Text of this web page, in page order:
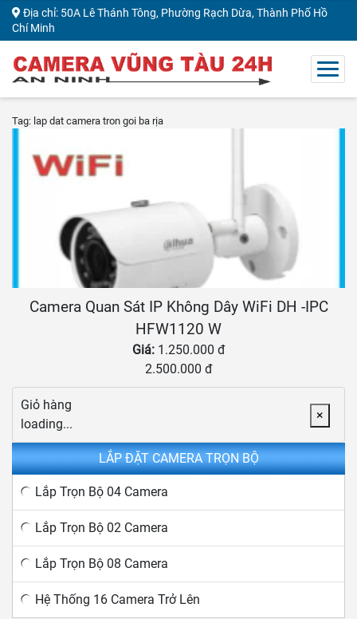
Địa chỉ: 50A Lê Thánh Tông, Phường Rạch Dừa, Thành Phố Hồ
Chí Minh
Tag: lap dat camera tron goi ba rịa
Camera Quan Sát IP Không Dây WiFi DH -IPC
HFW1120 W
Giá: 1.250.000 đ
2.500.000 đ
×
Giỏ hàng
loading...
LẮP ĐẶT CAMERA TRỌN BỘ
Lắp Trọn Bộ 04 Camera
Lắp Trọn Bộ 02 Camera
Lắp Trọn Bộ 08 Camera
Hệ Thống 16 Camera Trở Lên